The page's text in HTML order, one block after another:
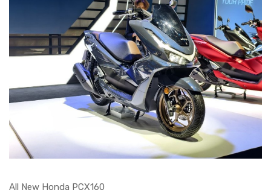
All New Honda PCX160